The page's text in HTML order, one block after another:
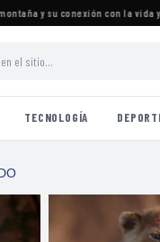
y su conexión con la vida y la
TECNOLOGÍA